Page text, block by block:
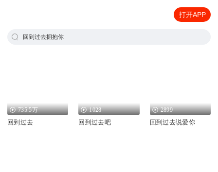
打开APP
回到过去拥抱你
735.5万
回到过去
1028
回到过去吧
2899
回到过去说爱你